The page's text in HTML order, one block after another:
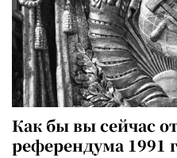
Как бы вы сейчас
референдума 1991